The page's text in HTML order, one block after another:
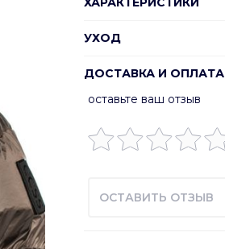
УХОД
ДОСТАВКА И ОПЛАТА
оставьте ваш отзыв
ОСТАВИТЬ ОТЗЫВ